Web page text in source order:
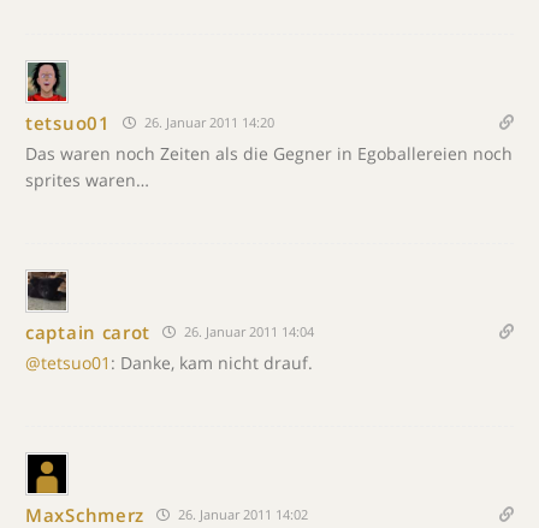
tetsuo01 26. Januar 2011 14:20
Das waren noch Zeiten als die Gegner in Egoballereien noch
sprites waren…
captain carot 26. Januar 2011 14:04
@tetsuo01 : Danke, kam nicht drauf.
MaxSchmerz 26. Januar 2011 14:02